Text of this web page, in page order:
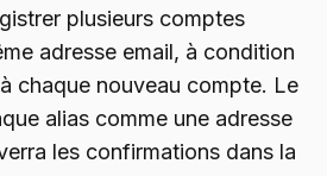
plusieurs comptes
adresse email, à condition
chaque nouveau compte. Le
alias comme une adresse
les confirmations dans la